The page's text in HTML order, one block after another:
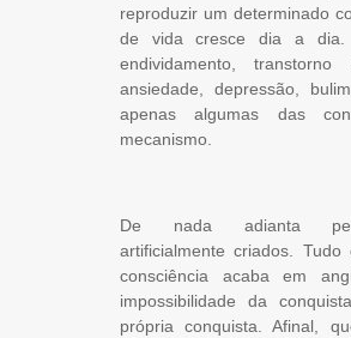
reproduzir um determinado
de vida cresce dia a dia.
endividamento, transtorno
ansiedade, depressão,
apenas algumas das
mecanismo.
De nada adianta
artificialmente criados.
consciência acaba em
impossibilidade da
própria conquista. Afinal,